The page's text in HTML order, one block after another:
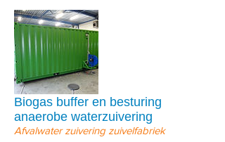
Biogas buffer en besturing
anaerobe waterzuivering
Afvalwater zuivering zuivelfabriek